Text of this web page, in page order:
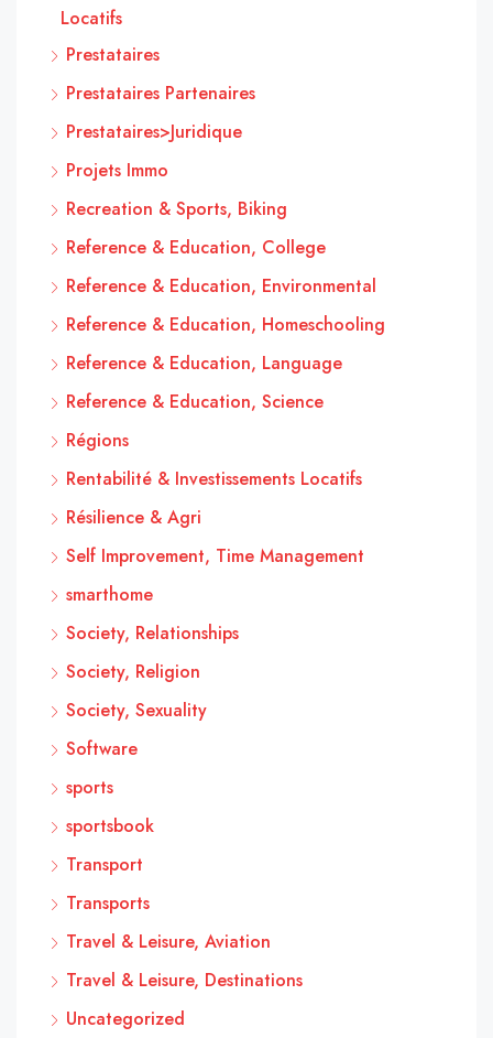
Locatifs
Prestataires
Prestataires Partenaires
Prestataires>Juridique
Projets Immo
Recreation & Sports, Biking
Reference & Education, College
Reference & Education, Environmental
Reference & Education, Homeschooling
Reference & Education, Language
Reference & Education, Science
Régions
Rentabilité & Investissements Locatifs
Résilience & Agri
Self Improvement, Time Management
smarthome
Society, Relationships
Society, Religion
Society, Sexuality
Software
sports
sportsbook
Transport
Transports
Travel & Leisure, Aviation
Travel & Leisure, Destinations
Uncategorized